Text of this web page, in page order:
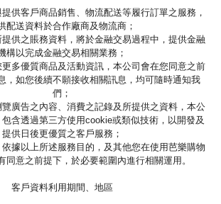
供客戶商品銷售、物流配送等履行訂單之服務，
配送資料於合作廠商及物流商；
供之賬務資料，將於金融交易過程中，提供金融
構以完成金融交易相關業務；
多優質商品及活動資訊，本公司會在您同意之前
，如您後續不願接收相關訊息，均可隨時通知我
們；
廣告之內容、消費之記錄及所提供之資料，本公
含透過第三方使用cookie或類似技術，以開發及
提供日後更優質之客戶服務；
據以上所述服務目的，及其他您在使用芭樂購物
同意之前提下，於必要範圍內進行相關運用。
客戶資料利用期間、地區